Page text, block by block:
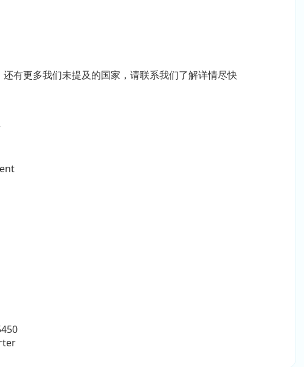
有更多我们未提及的国家，请联系我们了解详情尽快